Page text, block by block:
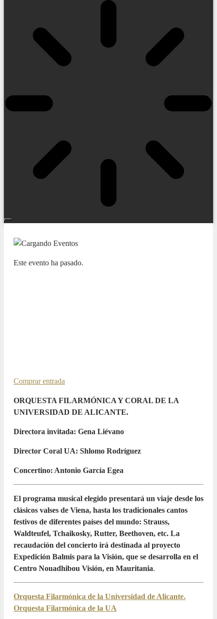
Este evento ha pasado.
Comprar entrada
ORQUESTA FILARMÓNICA Y CORAL DE LA
UNIVERSIDAD DE ALICANTE.
Directora invitada: Gena Liévano
Director Coral UA: Shlomo Rodríguez
Concertino: Antonio García Egea
El programa musical elegido presentará un viaje desde los
clásicos valses de Viena, hasta los tradicionales cantos
festivos de diferentes países del mundo: Strauss,
Waldteufel, Tchaikosky, Rutter, Beethoven, etc. La
recaudación del concierto irá destinada al proyecto
Expedición Balmis para la Visión, que se desarrolla en el
Centro Nouadhibou Visión, en Mauritania.
Orquesta Filarmónica de la Universidad de Alicante.
Orquesta Filarmónica de la UA